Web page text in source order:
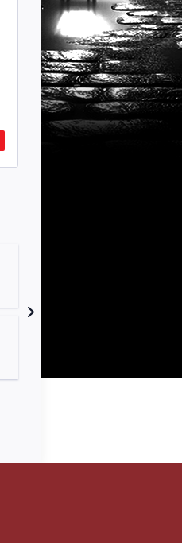
Рождественский
концерт
Владимира
Спивакова
24.12.2026 19:00
Дом музыки